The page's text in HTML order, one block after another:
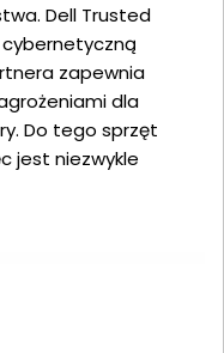
Dell Trusted
zapewnia
dla
Do tego sprzęt
jest niezwykle